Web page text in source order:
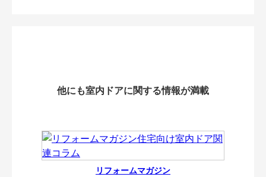
他にも室内ドアに関する情報が満載
リフォームマガジン